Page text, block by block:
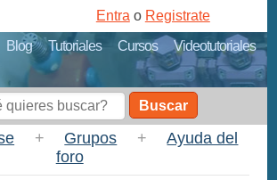
Blog Tutoriales Cursos
Videotutoriales
Entra o Registrate
Buscar
+ Grupos +
Ayuda del
foro